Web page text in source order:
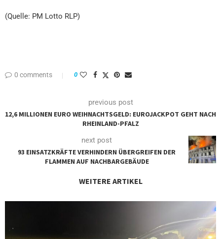
(Quelle: PM Lotto RLP)
0 comments 0
previous post
12,6 MILLIONEN EURO WEIHNACHTSGELD: EUROJACKPOT GEHT NACH
RHEINLAND-PFALZ
next post
93 EINSATZKRÄFTE VERHINDERN ÜBERGREIFEN DER
FLAMMEN AUF NACHBARGEBÄUDE
WEITERE ARTIKEL